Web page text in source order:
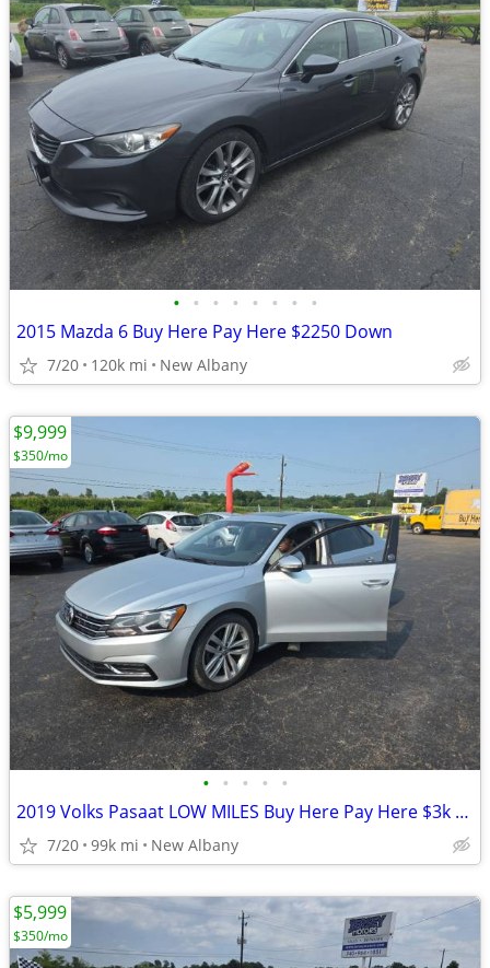
• • • • • • • •
2015 Mazda 6 Buy Here Pay Here $2250 Down
7/20 120k mi New Albany
• • • • •
2019 Volks Pasaat LOW MILES Buy Here Pay Here $3k Down
7/20 99k mi New Albany
$9,999
$350/mo
$5,999
$350/mo